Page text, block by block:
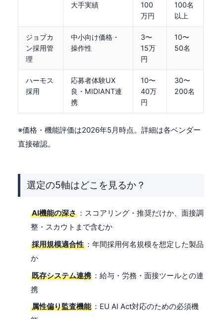
大手実績
100
万円
100名
以上
ジョブカ
ン採用管
理
中小向け価格・
操作性
3〜
15万
円
10〜
50名
ハーモス
採用
応募者体験UX
良・MIDIANT連
携
10〜
40万
円
30〜
200名
※価格・機能評価は2026年5月時点。詳細は各ベンダー
直接確認。
選定の5軸はどこを見るか？
AI機能の深さ：スコアリング・推奨だけか、面接調
整・スカウトまで含むか
採用規模適合性：年間採用何名規模を想定した製品
か
既存システム連携：給与・労務・面接ツールとの連
携
属性偏り監査機能：EU AI Act対応のための必須機